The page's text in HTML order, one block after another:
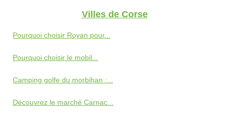
Villes de Corse
Pourquoi choisir Royan pour...
Pourquoi choisir le mobil...
Camping golfe du morbihan :...
Découvrez le marché Carnac...